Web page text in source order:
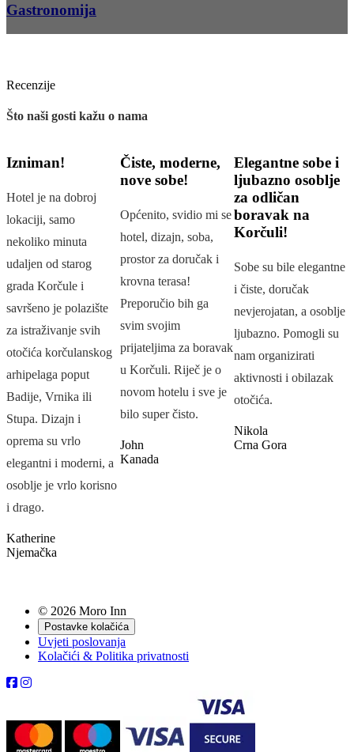
Gastronomija
Recenzije
Što naši gosti kažu o nama
Izniman!
Hotel je na dobroj
lokaciji, samo
nekoliko minuta
udaljen od starog
grada Korčule i
savršeno je polazište
za istraživanje svih
otočića korčulanskog
arhipelaga poput
Badije, Vrnika ili
Stupa. Dizajn i
oprema su vrlo
elegantni i moderni, a
osoblje je vrlo korisno
i drago.
Katherine
Njemačka
Čiste, moderne,
nove sobe!
Općenito, svidio mi se
hotel, dizajn, soba,
prostor za doručak i
krovna terasa!
Preporučio bih ga
svim svojim
prijateljima za boravak
u Korčuli. Riječ je o
novom hotelu i sve je
bilo super čisto.
John
Kanada
Elegantne sobe i
ljubazno osoblje
za odličan
boravak na
Korčuli!
Sobe su bile elegantne
i čiste, doručak
nevjerojatan, a osoblje
ljubazno. Pomogli su
nam organizirati
aktivnosti i obilazak
otočića.
Nikola
Crna Gora
© 2026 Moro Inn
Postavke kolačića
Uvjeti poslovanja
Kolačići & Politika privatnosti